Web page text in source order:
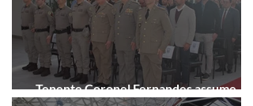
Tenente Coronel Fernandes assume